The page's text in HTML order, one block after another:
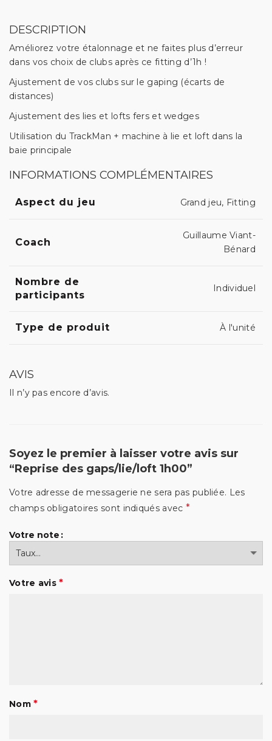
DESCRIPTION
Améliorez votre étalonnage et ne faites plus d’erreur
dans vos choix de clubs après ce fitting d’1h !
Ajustement de vos clubs sur le gaping (écarts de
distances)
Ajustement des lies et lofts fers et wedges
Utilisation du TrackMan + machine à lie et loft dans la
baie principale
INFORMATIONS COMPLÉMENTAIRES
Aspect du jeu Grand jeu, Fitting
Coach
Guillaume Viant-
Bénard
Nombre de
participants
Individuel
Type de produit À l'unité
AVIS
Il n’y pas encore d’avis.
Soyez le premier à laisser votre avis sur
“Reprise des gaps/lie/loft 1h00”
Votre adresse de messagerie ne sera pas publiée. Les
champs obligatoires sont indiqués avec *
Votre note
Votre avis*
Nom*